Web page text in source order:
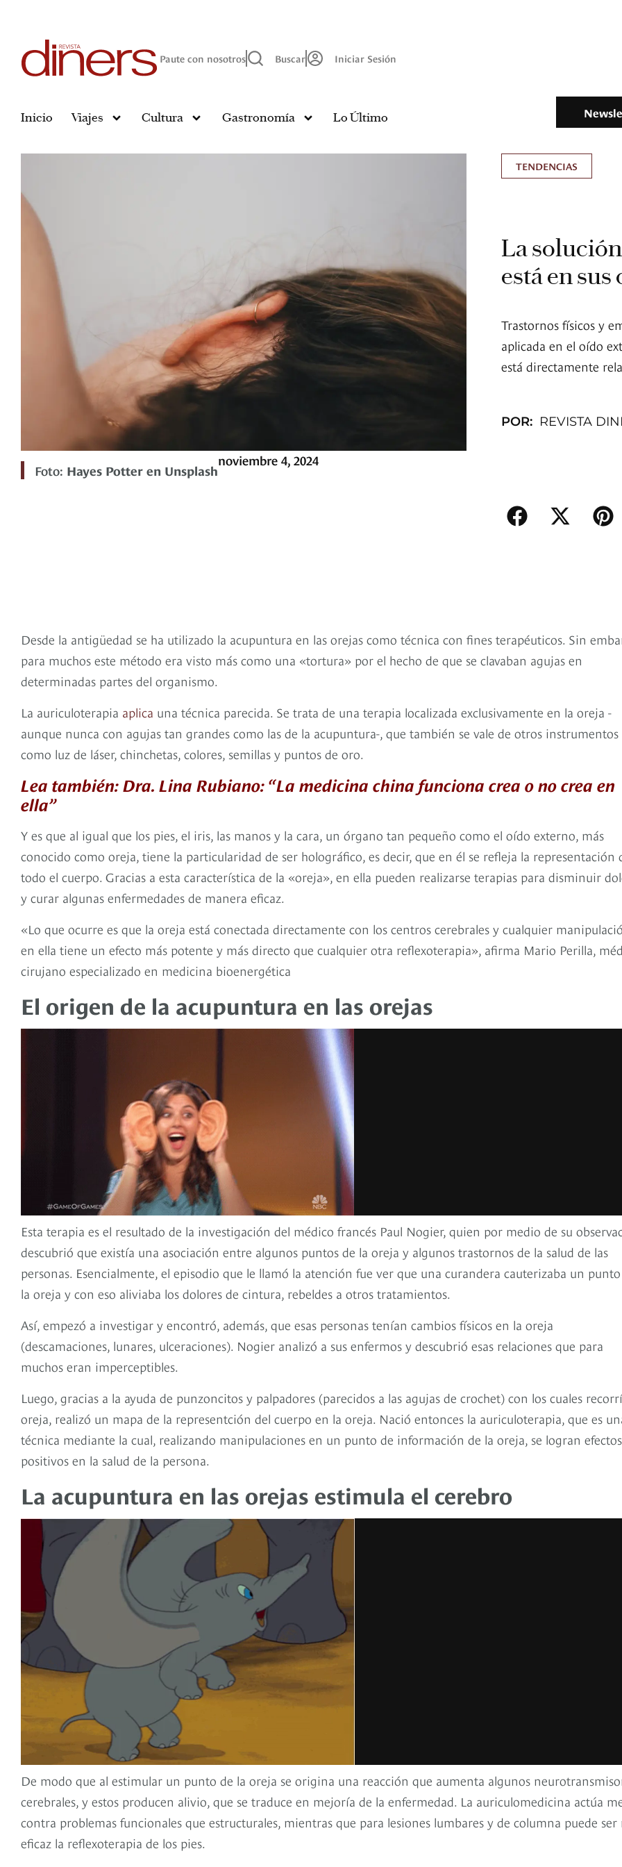
Paute con nosotros Buscar Iniciar Sesión
Inicio Viajes Cultura Gastronomía Lo Último
Foto: Hayes Potter en Unsplash
noviembre 4, 2024
TENDENCIAS
La
está en sus
Trastornos físicos y
aplicada en el oído
está directamente
POR: REVISTA
Desde la antigüedad se ha utilizado la acupuntura en las orejas como técnica con fines terapéuticos. Sin
para muchos este método era visto más como una «tortura» por el hecho de que se clavaban agujas en
determinadas partes del organismo.
La auriculoterapia aplica una técnica parecida. Se trata de una terapia localizada exclusivamente en la oreja -
aunque nunca con agujas tan grandes como las de la acupuntura-, que también se vale de otros instrumentos
como luz de láser, chinchetas, colores, semillas y puntos de oro.
Lea también: Dra. Lina Rubiano: “La medicina china funciona crea o no crea en
ella”
Y es que al igual que los pies, el iris, las manos y la cara, un órgano tan pequeño como el oído externo, más
conocido como oreja, tiene la particularidad de ser holográfico, es decir, que en él se refleja la representación
todo el cuerpo. Gracias a esta característica de la «oreja», en ella pueden realizarse terapias para disminuir
y curar algunas enfermedades de manera eficaz.
«Lo que ocurre es que la oreja está conectada directamente con los centros cerebrales y cualquier
en ella tiene un efecto más potente y más directo que cualquier otra reflexoterapia», afirma Mario Perilla,
cirujano especializado en medicina bioenergética
El origen de la acupuntura en las orejas
Esta terapia es el resultado de la investigación del médico francés Paul Nogier, quien por medio de su
descubrió que existía una asociación entre algunos puntos de la oreja y algunos trastornos de la salud de las
personas. Esencialmente, el episodio que le llamó la atención fue ver que una curandera cauterizaba un
la oreja y con eso aliviaba los dolores de cintura, rebeldes a otros tratamientos.
Así, empezó a investigar y encontró, además, que esas personas tenían cambios físicos en la oreja
(descamaciones, lunares, ulceraciones). Nogier analizó a sus enfermos y descubrió esas relaciones que para
muchos eran imperceptibles.
Luego, gracias a la ayuda de punzoncitos y palpadores (parecidos a las agujas de crochet) con los cuales
oreja, realizó un mapa de la representción del cuerpo en la oreja. Nació entonces la auriculoterapia, que es
técnica mediante la cual, realizando manipulaciones en un punto de información de la oreja, se logran efectos
positivos en la salud de la persona.
La acupuntura en las orejas estimula el cerebro
De modo que al estimular un punto de la oreja se origina una reacción que aumenta algunos
cerebrales, y estos producen alivio, que se traduce en mejoría de la enfermedad. La auriculomedicina actúa
contra problemas funcionales que estructurales, mientras que para lesiones lumbares y de columna puede ser
eficaz la reflexoterapia de los pies.